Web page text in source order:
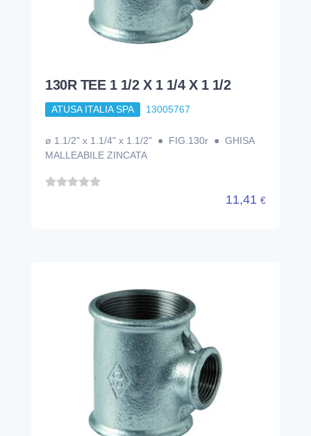
130R TEE 1 1/2 X 1 1/4 X 1 1/2
ATUSA ITALIA SPA 13005767
ø 1.1/2" x 1.1/4" x 1.1/2" ● FIG.130r ● GHISA
MALLEABILE ZINCATA
11,41 €